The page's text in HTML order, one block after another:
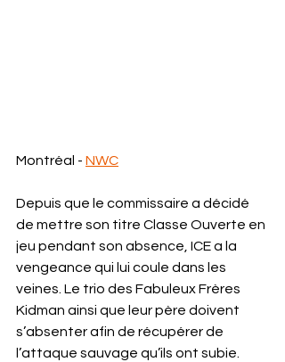
Montréal - NWC
Depuis que le commissaire a décidé
de mettre son titre Classe Ouverte en
jeu pendant son absence, ICE a la
vengeance qui lui coule dans les
veines. Le trio des Fabuleux Frères
Kidman ainsi que leur père doivent
s’absenter afin de récupérer de
l’attaque sauvage qu’ils ont subie.